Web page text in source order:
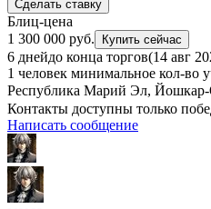
Сделать ставку
Блиц-цена
1 300 000 руб.
Купить сейчас
6 днейдо конца торгов(14 авг
1 человек минимальное кол-во
Республика Марий Эл,
Контакты доступны только
Написать сообщение